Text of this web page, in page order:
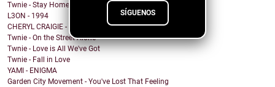
SÍGUENOS
Twnie - Stay Home
L3ON - 1994
CHERYL CRAIGIE - Migraine
Twnie - On the Street Alone
Twnie - Love is All We've Got
Twnie - Fall in Love
YAMI - ENIGMA
Garden City Movement - You've Lost That Feeling